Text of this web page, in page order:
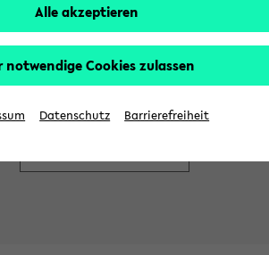
Alle akzeptieren
notwendige Cookies zulassen
Datenschutz Barrierefreiheit